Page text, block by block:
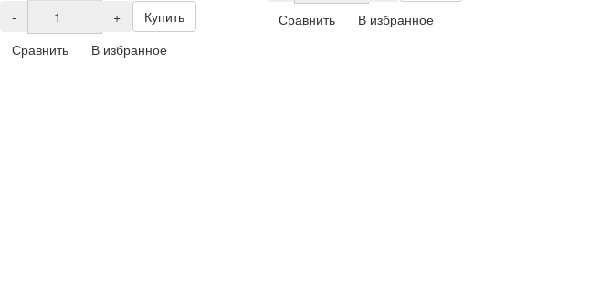
- +
Купить
Сравнить
В избранное
Сравнить
В избранное